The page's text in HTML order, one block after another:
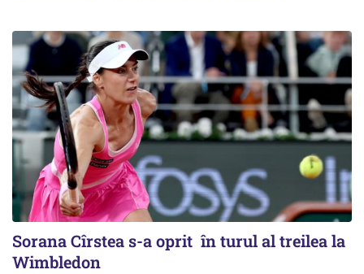
Sorana Cîrstea s-a oprit în turul al treilea la
Wimbledon